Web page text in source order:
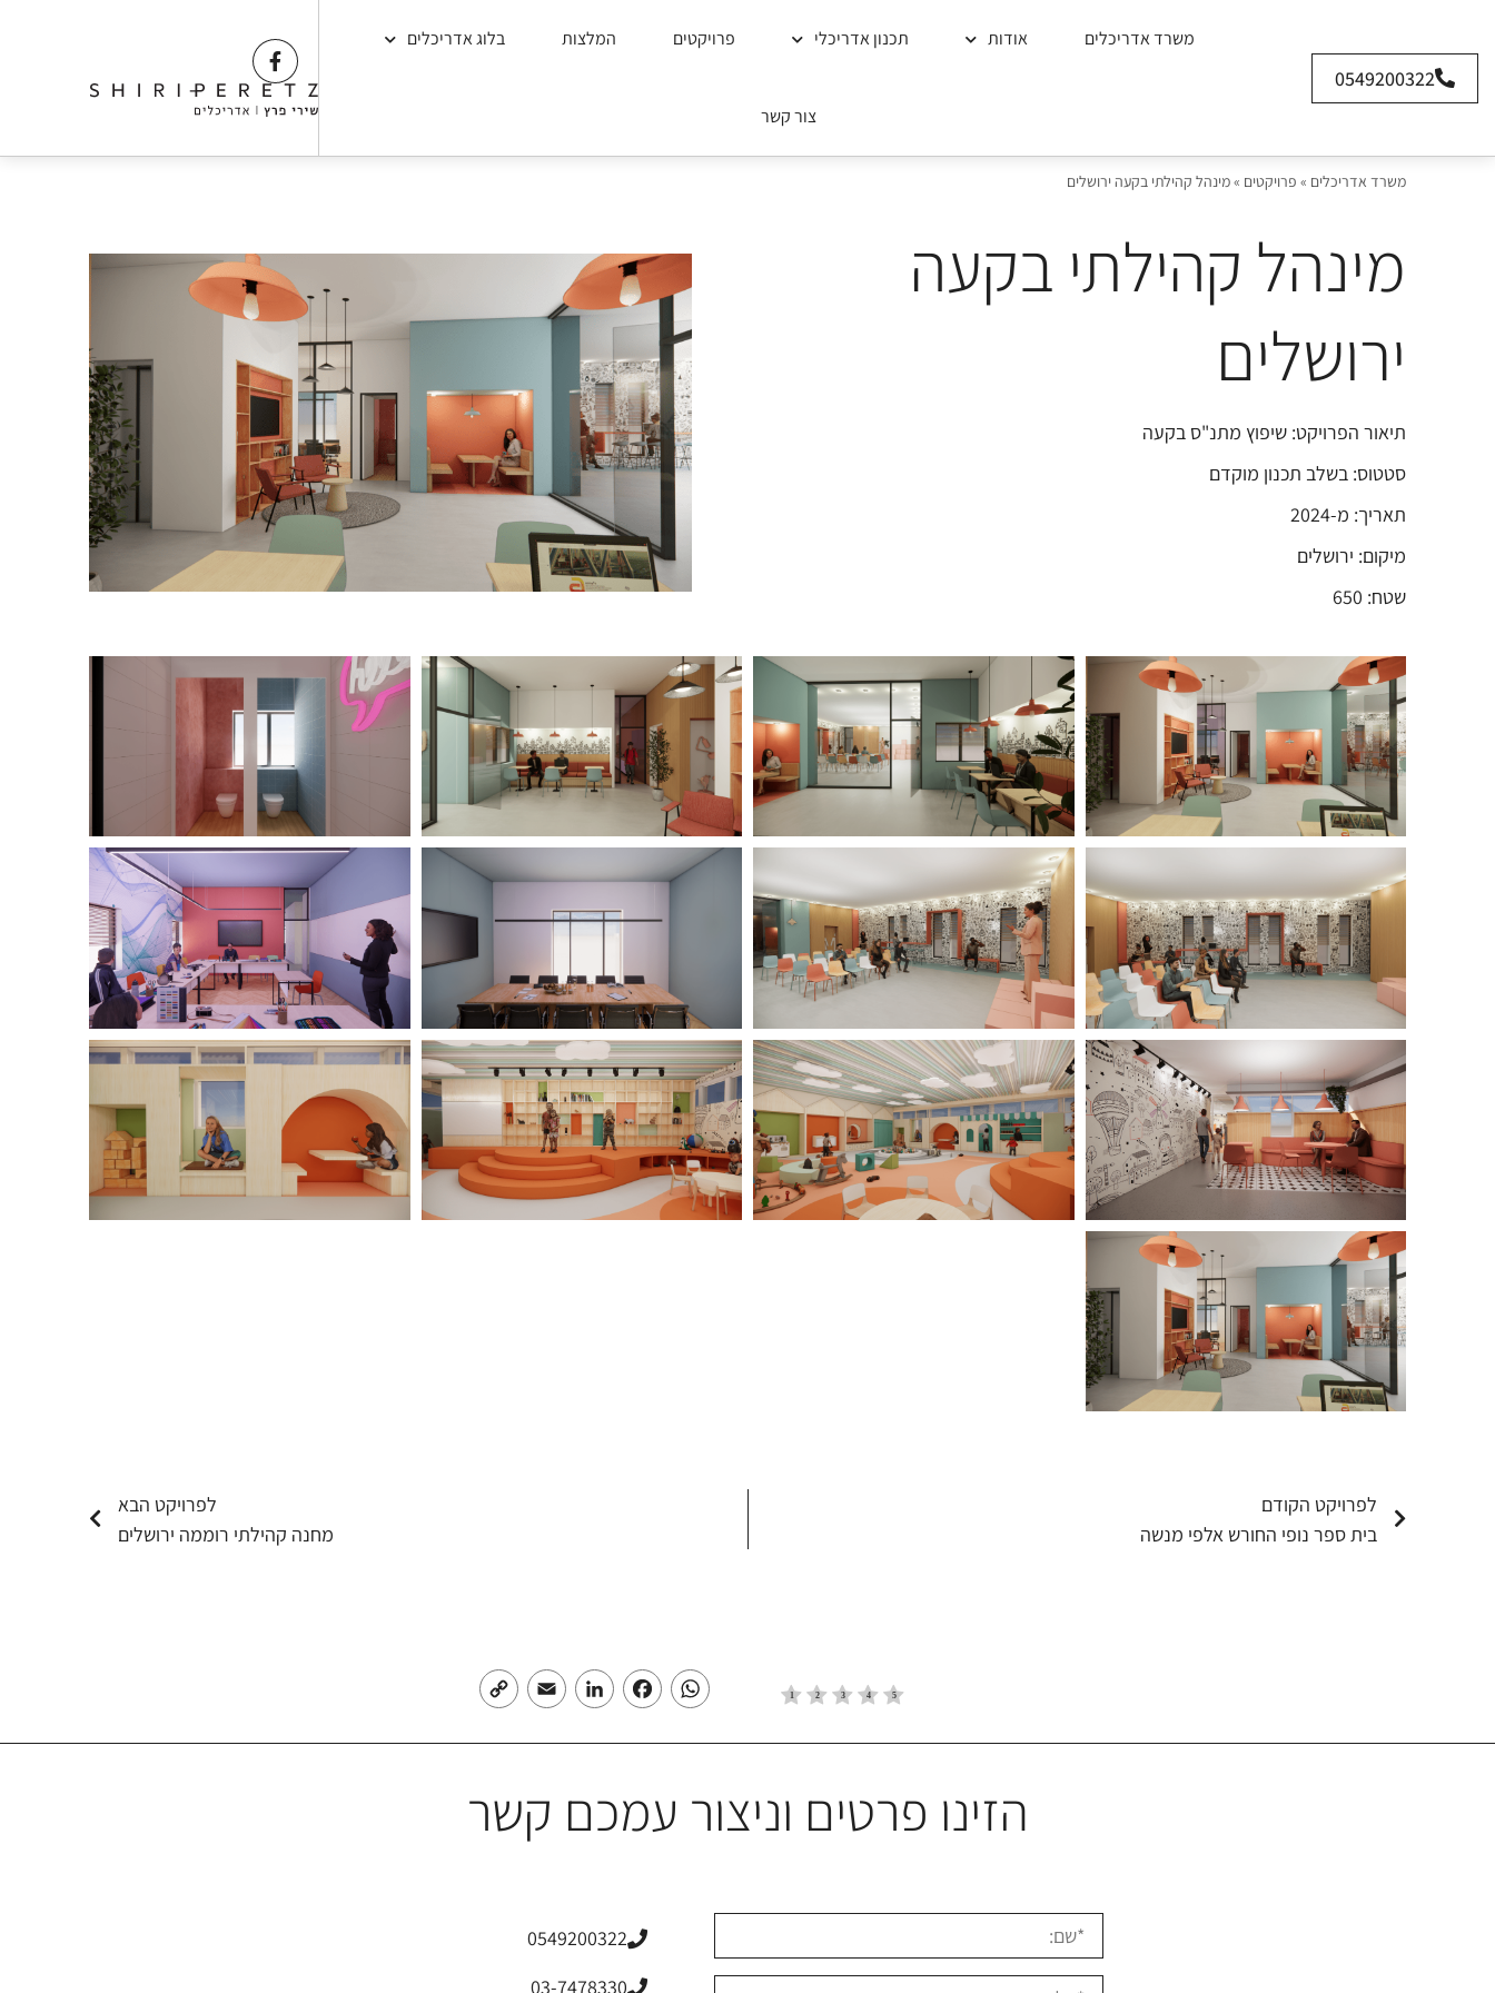
0549200322
משרד אדריכלים אודות תכנון אדריכלי פרויקטים המלצות בלוג אדריכלים
צור קשר
משרד אדריכלים » פרויקטים »מינהל קהילתי בקעה ירושלים
מינהל קהילתי בקעה
ירושלים
תיאור הפרויקט: שיפוץ מתנ"ס בקעה
סטטוס: בשלב תכנון מוקדם
תאריך: מ-2024
מיקום: ירושלים
שטח: 650
לפרויקט הקודם
בית ספר נופי החורש אלפי מנשה
לפרויקט הבא
מחנה קהילתי רוממה ירושלים
WhatsApp
Facebook
LinkedIn
Email
הזינו פרטים וניצור עמכם קשר
0549200322
03-7478330